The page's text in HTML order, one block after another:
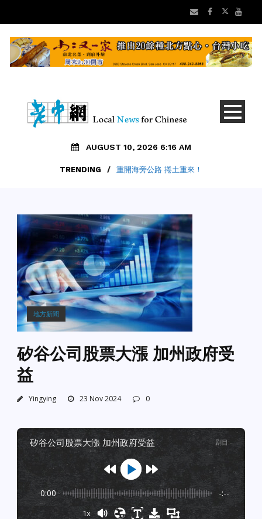
AUGUST 10, 2026 6:16 AM
TRENDING / 重開海旁公路 捲土重來！
地方新聞
矽谷公司股票大漲 加州政府受
益
Yingying 23 Nov 2024 0
矽谷公司股票大漲 加州政府受益 剧目 :-
0:00 -:--
1x